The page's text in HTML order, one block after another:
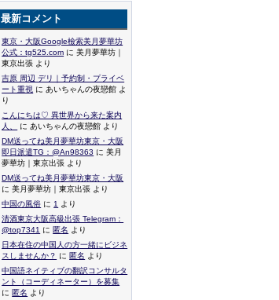
最新コメント
東京・大阪Google檢索美月夢華坊
公式：tg525.com に 美月夢華坊｜
東京出張 より
吉原 周辺 デリ｜予約制・プライベ
ート重視 に あいちゃんの夜戀館 よ
り
こんにちは♡ 異世界から来た案内
人、
に あいちゃんの夜戀館 より
DM送ってね美月夢華坊東京・大阪
即日派遣TG：@An98363 に 美月
夢華坊｜東京出張 より
DM送ってね美月夢華坊東京・大阪
に 美月夢華坊｜東京出張 より
中国の風俗 に 1
より
清酒東京大阪高級出張 Telegram：
@top7341 に 匿名 より
日本在住の中国人の方一緒にビジネ
スしませんか？ に 匿名 より
中国語ネイティブの翻訳コンサルタ
ント（コーディネーター）を募集
に 匿名 より